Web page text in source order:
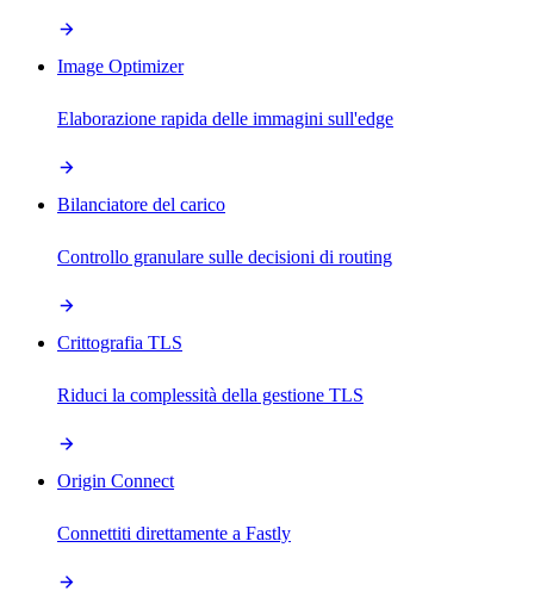
Image Optimizer
Elaborazione rapida delle immagini sull'edge
Bilanciatore del carico
Controllo granulare sulle decisioni di routing
Crittografia TLS
Riduci la complessità della gestione TLS
Origin Connect
Connettiti direttamente a Fastly